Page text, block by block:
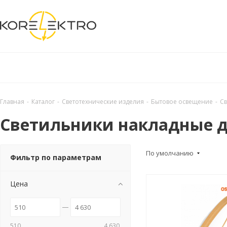
Главная - Каталог - Светотехнические изделия - Бытовое освещение -
Светильники накладные
По умолчанию
Фильтр по параметрам
Цена